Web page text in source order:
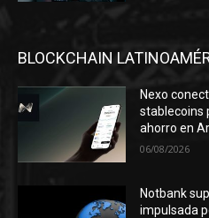
BLOCKCHAIN
Nexo
stablecoins
ahorro en
06/08/2026
Notbank
impulsada